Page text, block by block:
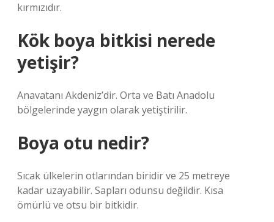
kırmızıdır.
Kök boya bitkisi nerede
yetişir?
Anavatanı Akdeniz’dir. Orta ve Batı Anadolu
bölgelerinde yaygın olarak yetiştirilir.
Boya otu nedir?
Sıcak ülkelerin otlarından biridir ve 25 metreye
kadar uzayabilir. Sapları odunsu değildir. Kısa
ömürlü ve otsu bir bitkidir.